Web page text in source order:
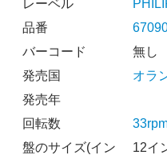
レーベル
品番
バーコード
無し
発売国
オラ
発売年
回転数
盤のサイズ(イン
12イ